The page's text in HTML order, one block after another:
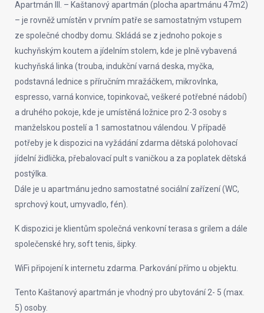
Apartmán III. – Kaštanový apartmán (plocha apartmánu 47m2)
– je rovněž umístěn v prvním patře se samostatným vstupem
ze společné chodby domu. Skládá se z jednoho pokoje s
kuchyňským koutem a jídelním stolem, kde je plně vybavená
kuchyňská linka (trouba, indukční varná deska, myčka,
podstavná lednice s příručním mražáčkem, mikrovlnka,
espresso, varná konvice, topinkovač, veškeré potřebné nádobí)
a druhého pokoje, kde je umístěná ložnice pro 2-3 osoby s
manželskou postelí a 1 samostatnou válendou. V případě
potřeby je k dispozici na vyžádání zdarma dětská polohovací
jídelní židlička, přebalovací pult s vaničkou a za poplatek dětská
postýlka.
Dále je u apartmánu jedno samostatné sociální zařízení (WC,
sprchový kout, umyvadlo, fén).
K dispozici je klientům společná venkovní terasa s grilem a dále
společenské hry, soft tenis, šipky.
WiFi připojení k internetu zdarma. Parkování přímo u objektu.
Tento Kaštanový apartmán je vhodný pro ubytování 2- 5 (max.
5) osoby.